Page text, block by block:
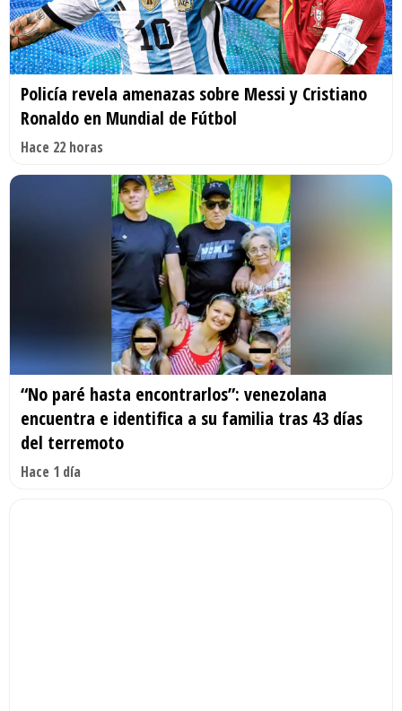
Policía revela amenazas sobre Messi y Cristiano
Ronaldo en Mundial de Fútbol
Hace 22 horas
“No paré hasta encontrarlos”: venezolana
encuentra e identifica a su familia tras 43 días
del terremoto
Hace 1 día